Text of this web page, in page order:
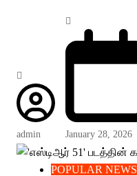
admin January 28, 2026
POPULAR NEWS